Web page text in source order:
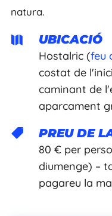
natura.
 UBICACIÓ
Hostalric (feu
costat de
caminant de
aparcament
 PREU DE
80 € per
diumenge) –
pagareu la